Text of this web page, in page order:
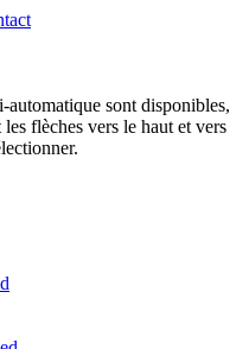
automatique sont disponibles,
flèches vers le haut et vers